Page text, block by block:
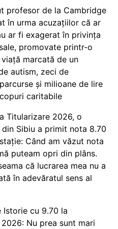
profesor de la Cambridge
în urma acuzațiilor că ar
ar fi exagerat în privința
promovate printr-o
marcată de un
autism, zeci de
și milioane de lire
caritabile
Titularizare 2026, o
Sibiu a primit nota 8.70
Când am văzut nota
puteam opri din plâns.
că lucrarea mea nu a
în adevăratul sens al
Istorie cu 9.70 la
Nu prea sunt mari